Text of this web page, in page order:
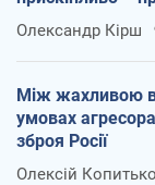
Олександр Кірш
Між жахливою
умовах
зброя Росії
Олексій Копитько